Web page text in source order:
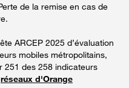
de la remise en cas de
ARCEP 2025 d’évaluation
mobiles métropolitains,
251 des 258 indicateurs
réseaux d'Orange